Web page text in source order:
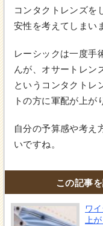
コンタクトレンズを
安性を考えてしまい
レーシックは一度手
んが、オサートレン
というコンタクトレ
トの方に軍配が上が
自分の予算感や考え
いですね。
この記事
ワ
上